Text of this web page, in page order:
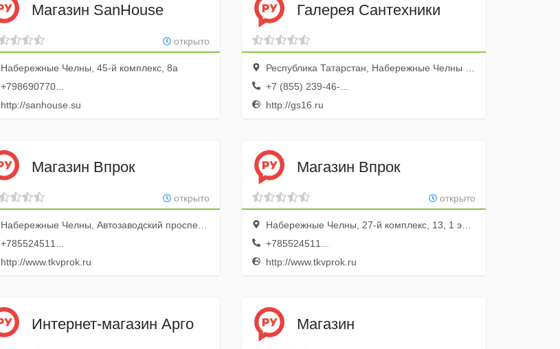
Магазин SanHouse
открыто
Набережные Челны, 45-й комплекс, 8а
+798690770...
http://sanhouse.su
Галерея Сантехники
Республика Татарстан, Набережные Челны г., ул. Машиностроительная, 11, База Саха-Автосервис
+7 (855) 239-46-...
http://gs16.ru
Магазин Впрок
открыто
Набережные Челны, Автозаводский проспект, 48
+785524511...
http://www.tkvprok.ru
Магазин Впрок
открыто
Набережные Челны, 27-й комплекс, 13, 1 этаж
+785524511...
http://www.tkvprok.ru
Интернет-магазин Арго Магазин